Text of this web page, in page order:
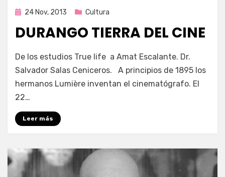
Publicada
24 Nov, 2013 Cultura
DURANGO TIERRA DEL CINE
por Enrique
De los estudios True life a Amat Escalante. Dr.
Salvador Salas Ceniceros. A principios de 1895 los
hermanos Lumière inventan el cinematógrafo. El
22…
Leer más